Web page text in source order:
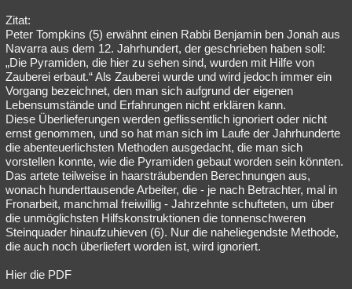
Zitat:
Peter Tompkins (5) erwähnt einen Rabbi Benjamin ben Jonah aus
Navarra aus dem 12. Jahrhundert, der geschrieben haben soll:
„Die Pyramiden, die hier zu sehen sind, wurden mit Hilfe von
Zauberei erbaut.“ Als Zauberei wurde und wird jedoch immer ein
Vorgang bezeichnet, den man sich aufgrund der eigenen
Lebensumstände und Erfahrungen nicht erklären kann.
Diese Überlieferungen werden geflissentlich ignoriert oder nicht
ernst genommen, und so hat man sich im Laufe der Jahrhunderte
die abenteuerlichsten Methoden ausgedacht, die man sich
vorstellen konnte, wie die Pyramiden gebaut worden sein könnten.
Das artete teilweise in haarsträubenden Berechnungen aus,
wonach hunderttausende Arbeiter, die - je nach Betrachter, mal in
Fronarbeit, manchmal freiwillig - Jahrzehnte schufteten, um über
die unmöglichsten Hilfskonstruktionen die tonnenschweren
Steinquader hinaufzuhieven (6). Nur die naheliegendste Methode,
die auch noch überliefert worden ist, wird ignoriert.
Hier die PDF